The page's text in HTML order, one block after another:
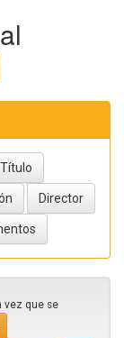
vez que se